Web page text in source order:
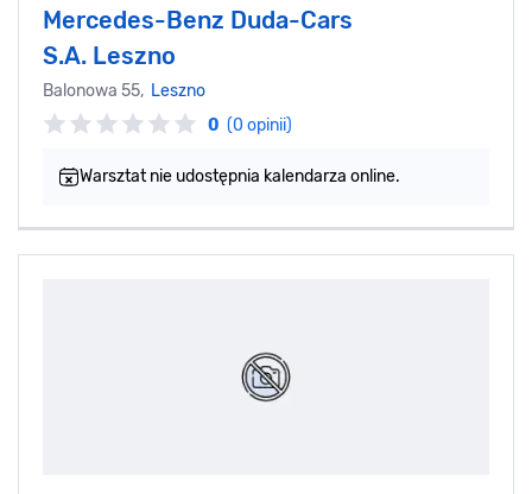
Mercedes-Benz Duda-Cars
S.A. Leszno
Balonowa 55, Leszno
0 (0 opinii)
Warsztat nie udostępnia kalendarza online.